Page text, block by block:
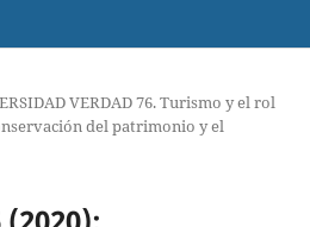
VERDAD 76. Turismo y el rol
del patrimonio y el